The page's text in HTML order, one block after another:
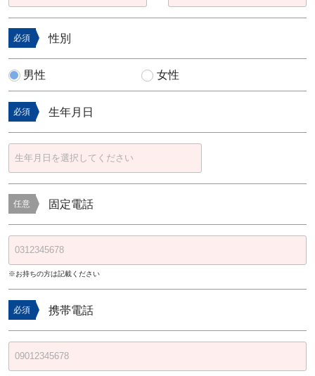
必須 性別
男性 女性
必須 生年月日
任意 固定電話
※お持ちの方は記載ください
必須 携帯電話